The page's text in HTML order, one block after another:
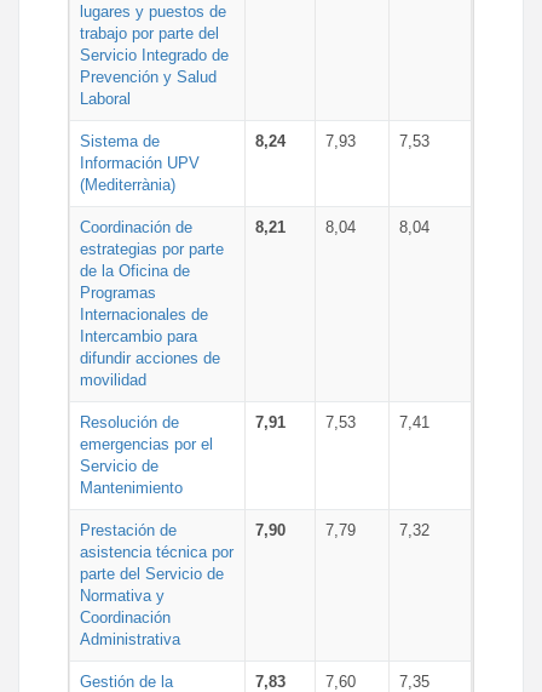
lugares y puestos de
trabajo por parte del
Servicio Integrado de
Prevención y Salud
Laboral
Sistema de
Información UPV
(Mediterrània)
8,24 7,93 7,53
Coordinación de
estrategias por parte
de la Oficina de
Programas
Internacionales de
Intercambio para
difundir acciones de
movilidad
8,21 8,04 8,04
Resolución de
emergencias por el
Servicio de
Mantenimiento
7,91 7,53 7,41
Prestación de
asistencia técnica por
parte del Servicio de
Normativa y
Coordinación
Administrativa
7,90 7,79 7,32
Gestión de la
7,83 7,60 7,35